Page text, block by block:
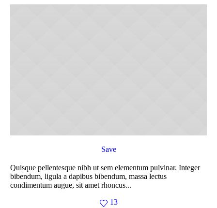
Save
Quisque pellentesque nibh ut sem elementum pulvinar. Integer
bibendum, ligula a dapibus bibendum, massa lectus
condimentum augue, sit amet rhoncus...
13